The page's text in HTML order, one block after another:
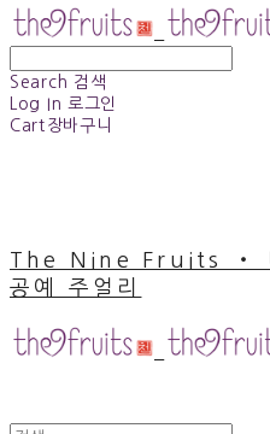
Search 검색
Log In 로그인
Cart 장바구니
The Nine Fruits ‧
공예 주얼리